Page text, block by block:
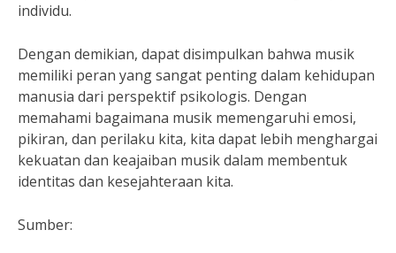
individu.
Dengan demikian, dapat disimpulkan bahwa musik
memiliki peran yang sangat penting dalam kehidupan
manusia dari perspektif psikologis. Dengan
memahami bagaimana musik memengaruhi emosi,
pikiran, dan perilaku kita, kita dapat lebih menghargai
kekuatan dan keajaiban musik dalam membentuk
identitas dan kesejahteraan kita.
Sumber: